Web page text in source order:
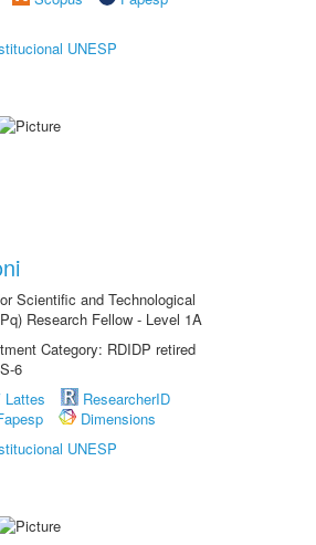
UNESP
Scientific and Technological
Research Fellow - Level 1A
Category: RDIDP retired
6
Lattes
ResearcherID
Dimensions
UNESP